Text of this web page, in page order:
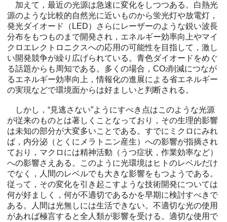
加えて，最近の光源は急速に変化をしつつある。白熱光
源のような比較的自然光に近いものから蛍光灯や放電灯，
発光ダイオード（LED）さらにレーザーのような鋭い波長
分布をもつものまで開発され，エネルギー効率向上やマイ
クロエレクトロニクスへの応用の可能性を目指して，激し
い開発競争が繰り広げられている。青色ダイオードをめぐ
る話題からも周知である。多くの場合，CO2削減につなが
るエネルギー効率向上，情報化の進展による省エネルギー
の実現などで環境面からは好ましいと判断される。
しかし，“見逃さない”ようにすべき点はこのような光源
が従来のものとは著しくことなっており，その生理的影響
は未知の部分が大変多いことである。すでにミクロにみれ
ば，内分泌（とくにメラトニン産生）への影響が指摘され
ており，マクロには精神活動（うつ症状，作業効率など）
への影響さえある。このように光環境はヒトのレベルだけ
でなく，人間のレベルでも大きな影響をもつようである。
従って，その変化を引き起こすような技術開発については
何が好ましく，何が不適切であるかを早期に検討すべきで
ある。人間は光無しには生活できない。不適切な光の使用
があれば極言すると全人類が影響を受ける。適切な使用で